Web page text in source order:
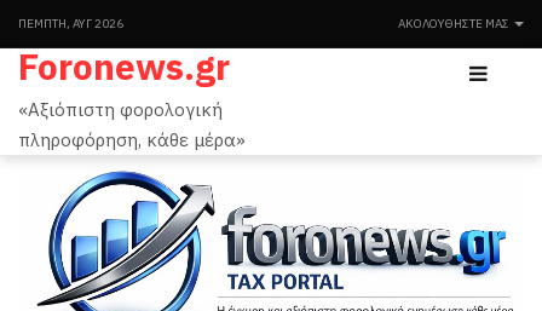
ΠΈΜΠΤΗ, ΑΥΓ 2026 ΑΚΟΛΟΥΘΉΣΤΕ ΜΑΣ
Foronews.gr
«Αξιόπιστη φορολογική
πληροφόρηση, κάθε μέρα»